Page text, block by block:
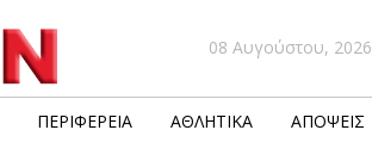
08 Αυγούστου, 2026
ΠΕΡΙΦΈΡΕΙΑ ΑΘΛΗΤΙΚΆ ΑΠΌΨΕΙΣ